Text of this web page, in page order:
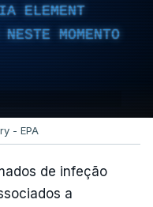
ELEMENT
MOMENTO
- EPA
de infeção
a